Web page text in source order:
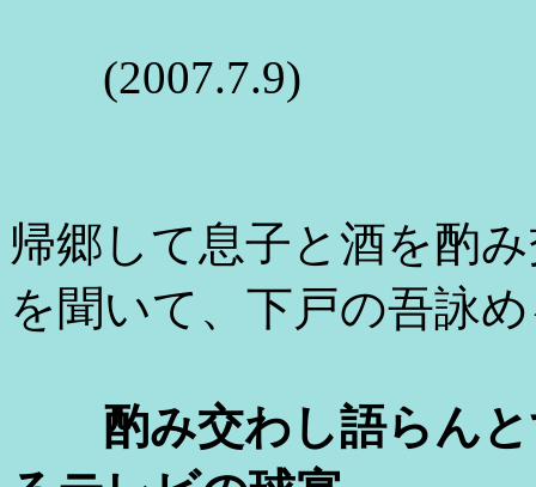
(2007.7.9)
帰郷して息子と酒を酌
を聞いて、下戸の吾詠
酌み交わし語らん